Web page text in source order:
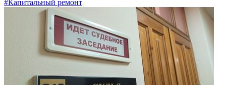
#Капитальный ремонт